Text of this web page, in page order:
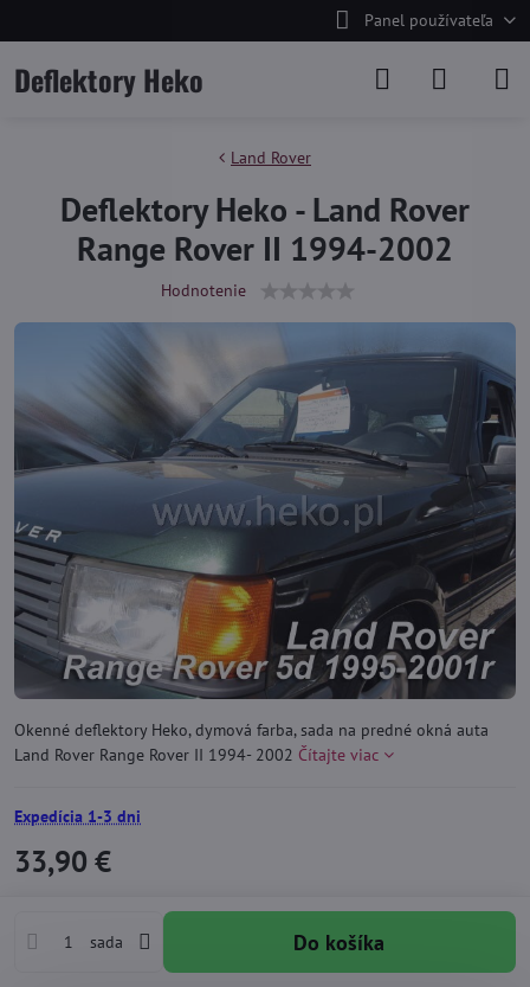
Panel používateľa
Deflektory Heko
Land Rover
Deflektory Heko - Land Rover
Range Rover II 1994-2002
Hodnotenie
Okenné deflektory Heko, dymová farba, sada na predné okná auta
Land Rover Range Rover II 1994- 2002 Čítajte viac
Expedícia 1-3 dni
33,90 €
sada Do košíka